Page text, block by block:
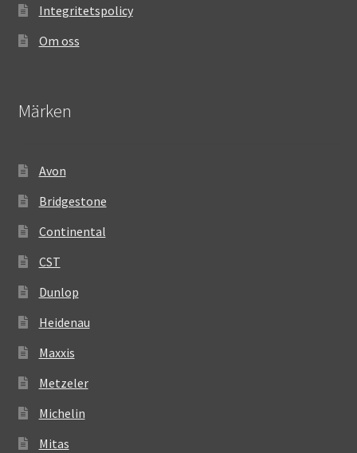
Integritetspolicy
Om oss
Märken
Avon
Bridgestone
Continental
CST
Dunlop
Heidenau
Maxxis
Metzeler
Michelin
Mitas